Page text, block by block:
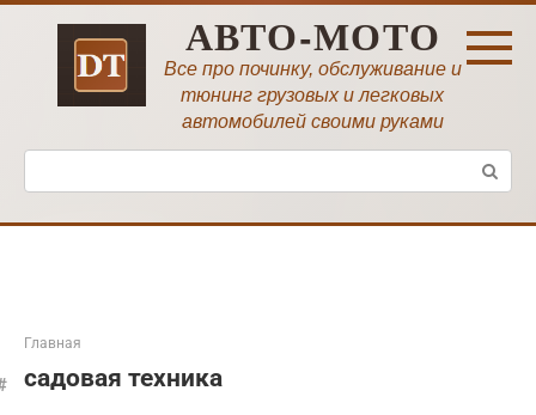
Перейти
АВТО-МОТО
Все про починку, обслуживание и
тюнинг грузовых и легковых
автомобилей своими руками
Поиск:
Главная
садовая техника